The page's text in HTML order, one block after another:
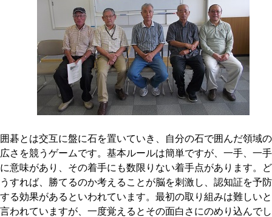
囲碁とは交互に盤に石を置いていき、自分の石で囲んだ領域の
広さを競うゲームです。基本ルールは簡単ですが、一手、一手
に意味があり、その着手にも数限りない着手点があります。ど
うすれば、勝てるのか考えることが脳を刺激し、認知証を予防
する効果があるといわれています。最初の取り組みは難しいと
言われていますが、一度覚えるとその面白さにのめり込んでし